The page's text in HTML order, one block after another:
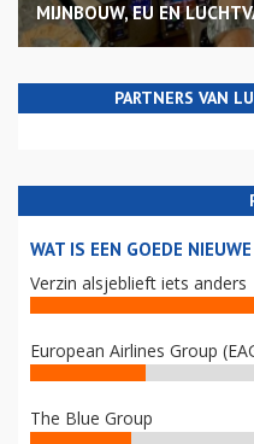
MIJNBOUW, EU EN
PARTNERS VAN
WAT IS EEN GOEDE
Verzin alsjeblieft iets anders
European Airlines Group
The Blue Group